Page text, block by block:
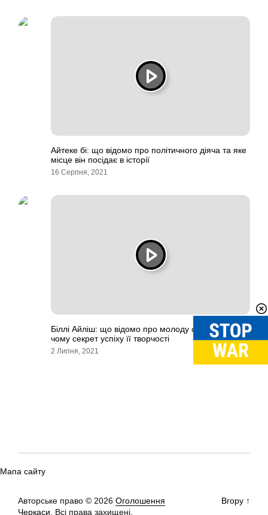
Айтеке бі: що відомо про політичного діяча та яке
місце він посідає в історії
16 Серпня, 2021
Біллі Айліш: що відомо про молоду співачку та в
чому секрет успіху її творчості
2 Липня, 2021
Мапа сайту
Авторське право © 2026 Оголошення
Черкаси.
Всі права захищені.
Вгору ↑